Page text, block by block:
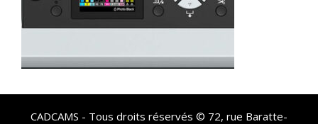
CADCAMS - Tous droits réservés © 72, rue Baratte-